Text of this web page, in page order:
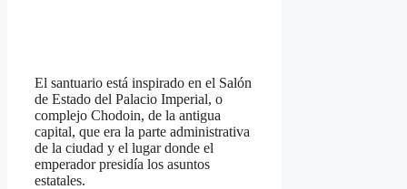
El santuario está inspirado en el Salón
de Estado del Palacio Imperial, o
complejo Chodoin, de la antigua
capital, que era la parte administrativa
de la ciudad y el lugar donde el
emperador presidía los asuntos
estatales.